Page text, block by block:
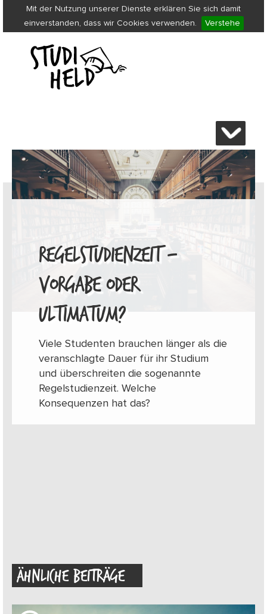
Mit der Nutzung unserer Dienste erklären Sie sich damit
einverstanden, dass wir Cookies verwenden.
Verstehe
REGELSTUDIENZEIT –
VORGABE ODER
ULTIMATUM?
Viele Studenten brauchen länger als die
veranschlagte Dauer für ihr Studium
und überschreiten die sogenannte
Regelstudienzeit. Welche
Konsequenzen hat das?
ÄHNLICHE BEITRÄGE